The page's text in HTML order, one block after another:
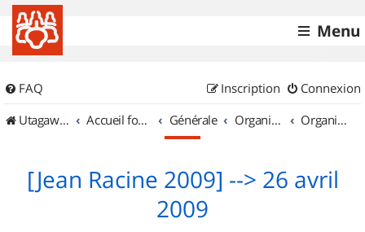
Menu
FAQ Connexion
Inscription
UtagawaVTT (Randos VTT et VTTAE avec traces GPS)
Accueil forum Générale Organisation de sorties & Recherche de partenaires Organisation de sorties en région Île de France
[Jean Racine 2009] --> 26 avril
2009